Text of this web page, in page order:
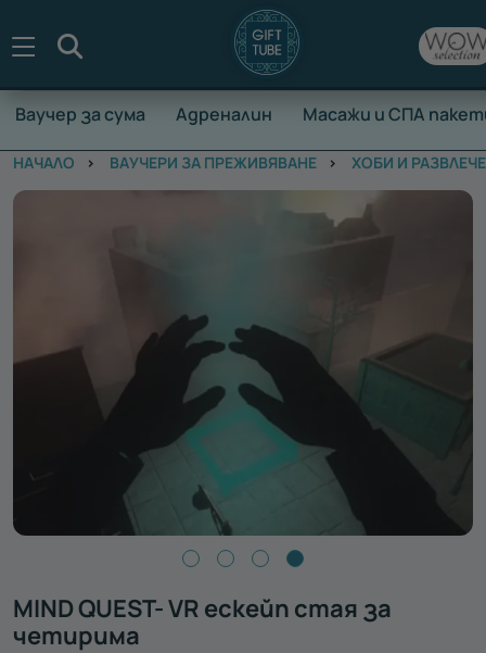
Ваучер за сума Адреналин Масажи и СПА
НАЧАЛО ВАУЧЕРИ ЗА ПРЕЖИВЯВАНЕ ХОБИ И
MIND QUEST- VR ескейп стая за
четирима